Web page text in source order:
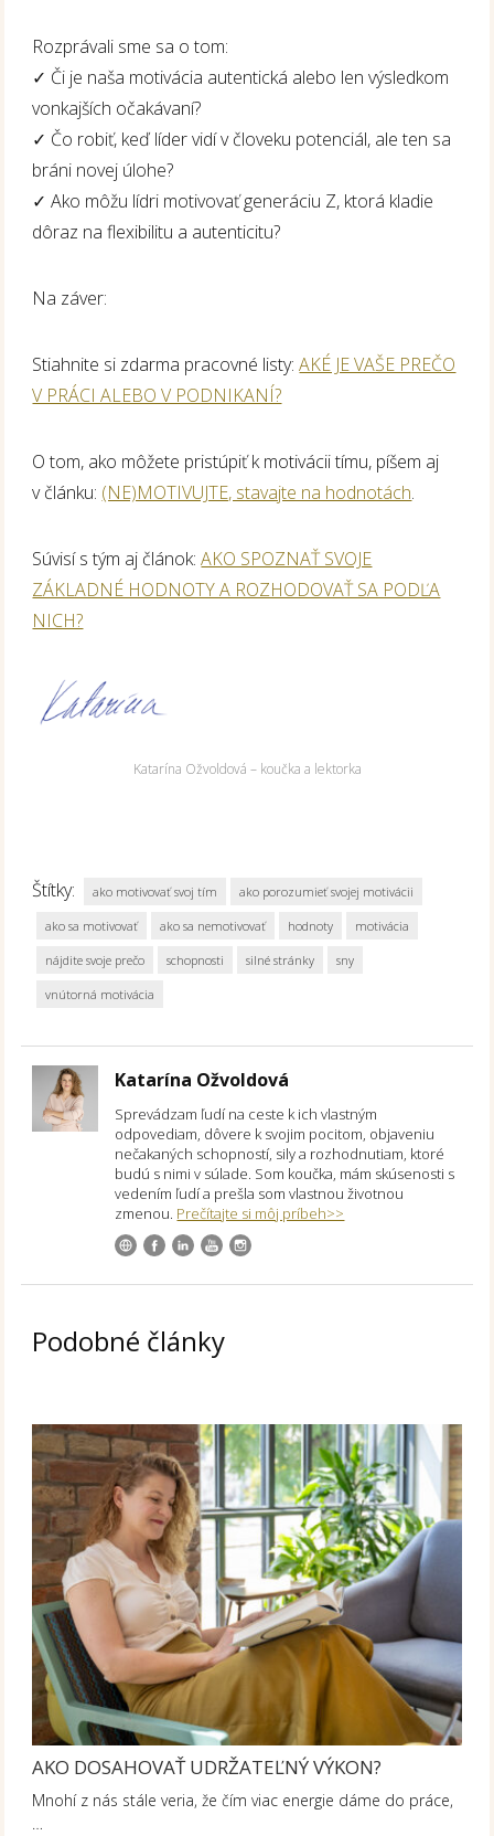
Rozprávali sme sa o tom:
✓ Či je naša motivácia autentická alebo len výsledkom
vonkajších očakávaní?
✓ Čo robiť, keď líder vidí v človeku potenciál, ale ten sa
bráni novej úlohe?
✓ Ako môžu lídri motivovať generáciu Z, ktorá kladie
dôraz na flexibilitu a autenticitu?
Na záver:
Stiahnite si zdarma pracovné listy:AKÉ JE VAŠE PREČO
V PRÁCI ALEBO V PODNIKANÍ?
O tom, ako môžete pristúpiť k motivácii tímu, píšem aj
v článku: (NE)MOTIVUJTE, stavajte na hodnotách.
Súvisí s tým aj článok:AKO SPOZNAŤ SVOJE
ZÁKLADNÉ HODNOTY A ROZHODOVAŤ SA PODĽA
NICH?
Katarína Ožvoldová – koučka a lektorka
Štítky: ako motivovať svoj tím ako porozumieť svojej motivácii
ako sa motivovať ako sa nemotivovať hodnoty motivácia
nájdite svoje prečo schopnosti silné stránky sny
vnútorná motivácia
Katarína Ožvoldová
Sprevádzam ľudí na ceste k ich vlastným
odpovediam, dôvere k svojim pocitom, objaveniu
nečakaných schopností, sily a rozhodnutiam, ktoré
budú s nimi v súlade. Som koučka, mám skúsenosti s
vedením ľudí a prešla som vlastnou životnou
zmenou. Prečítajte si môj príbeh>>
Podobné články
AKO DOSAHOVAŤ UDRŽATEĽNÝ VÝKON?
Mnohí z nás stále veria, že čím viac energie dáme do práce,
…